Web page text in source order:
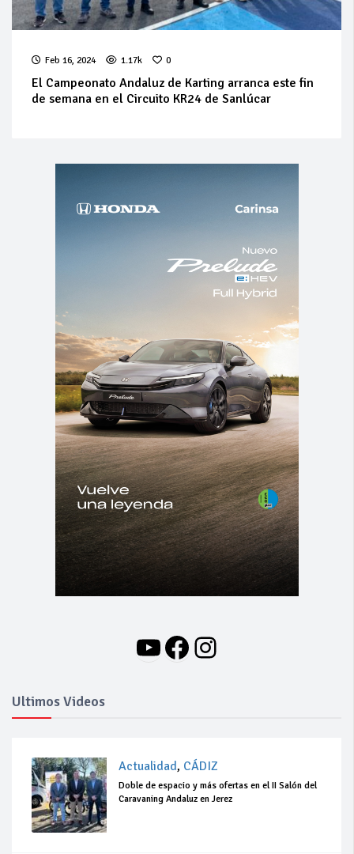
Feb 16, 2024 1.17k 0
El Campeonato Andaluz de Karting arranca este fin
de semana en el Circuito KR24 de Sanlúcar
YouTube
Facebook
Instagram
Ultimos Videos
Actualidad, CÁDIZ
Doble de espacio y más ofertas en el II Salón del
Caravaning Andaluz en Jerez